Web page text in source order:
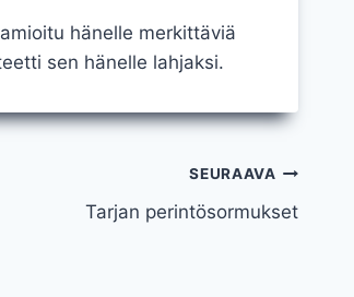
hänelle merkittäviä
sen hänelle lahjaksi.
SEURAAVA
Tarjan perintösormukset